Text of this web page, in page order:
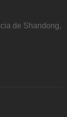
de Shandong,